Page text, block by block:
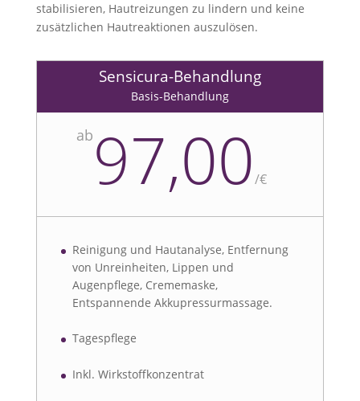
stabilisieren, Hautreizungen zu lindern und keine
zusätzlichen Hautreaktionen auszulösen.
Sensicura-Behandlung
Basis-Behandlung
ab 97,00/€
Reinigung und Hautanalyse, Entfernung
von Unreinheiten, Lippen und
Augenpflege, Crememaske,
Entspannende Akkupressurmassage.
Tagespflege
Inkl. Wirkstoffkonzentrat